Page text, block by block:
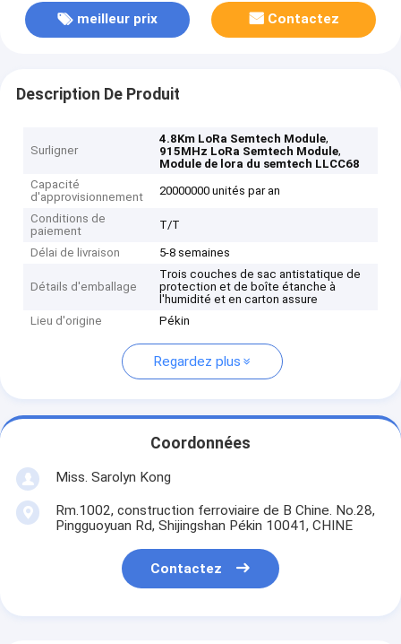
meilleur prix Contactez
Description De Produit
Surligner
4.8Km LoRa Semtech Module,
915MHz LoRa Semtech Module,
Module de lora du semtech LLCC68
Capacité
d'approvisionnement
20000000 unités par an
Conditions de
paiement
T/T
Délai de livraison 5-8 semaines
Détails d'emballage
Trois couches de sac antistatique de
protection et de boîte étanche à
l'humidité et en carton assure
Lieu d'origine
Pékin
Regardez plus
Coordonnées
Miss. Sarolyn Kong
Rm.1002, construction ferroviaire de B Chine. No.28,
Pingguoyuan Rd, Shijingshan Pékin 10041, CHINE
Contactez